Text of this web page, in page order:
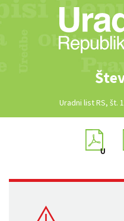
Uradni list RS, št.